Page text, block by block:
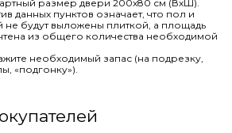
размер двери 200х80 см (ВхШ).
данных пунктов означает, что пол и
не будут выложены плиткой, а площадь
из общего количества необходимой
необходимый запас (на подрезку,
«подгонку»).